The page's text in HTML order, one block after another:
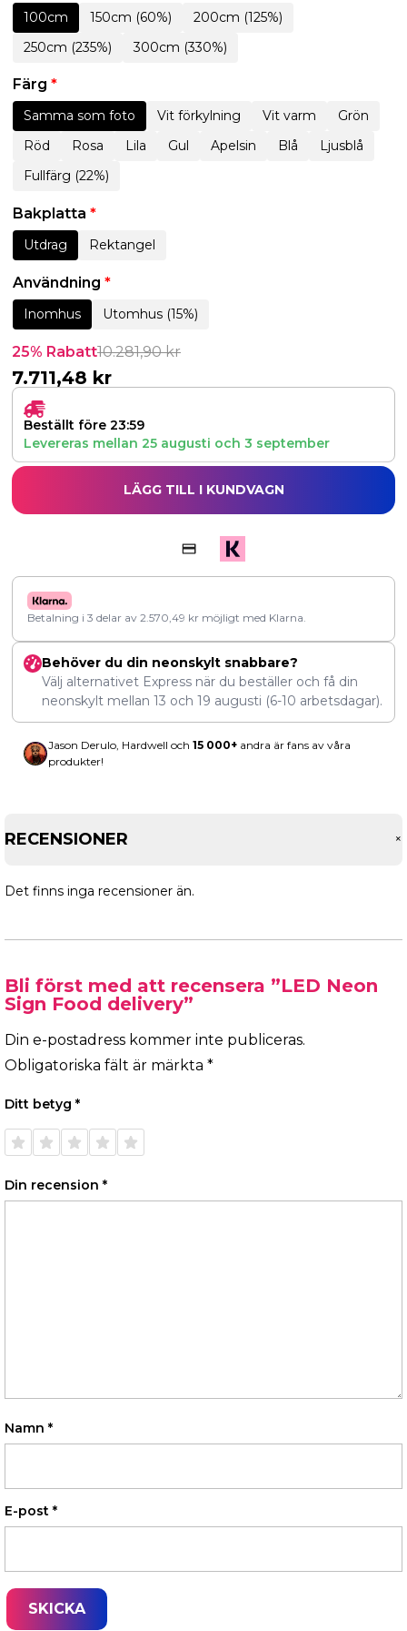
100cm 150cm (60%)
200cm (125%)
250cm (235%)
300cm (330%)
Färg *
Samma som foto Vit förkylning Vit varm
Grön
Röd
Rosa Lila Gul Apelsin Blå
Ljusblå
Fullfärg (22%)
Bakplatta *
Utdrag Rektangel
Användning *
Inomhus Utomhus (15%)
25% Rabatt10.281,90kr
7.711,48 kr
Beställt före 23:59
Levereras mellan 25 augusti och 3 september
LÄGG TILL I KUNDVAGN
Betalning i 3 delar av 2.570,49 kr möjligt med Klarna.
Behöver du din neonskylt snabbare?
Välj alternativet Express när du beställer och få din
neonskylt mellan 13 och 19 augusti (6-10 arbetsdagar).
Jason Derulo, Hardwell och 15 000+ andra är fans av våra
produkter!
RECENSIONER +
Det finns inga recensioner än.
Bli först med att recensera ”LED Neon
Sign Food delivery”
Din e-postadress kommer inte publiceras.
Obligatoriska fält är märkta *
Ditt betyg *
1 av 5
stjärnor
2 av 5
stjärnor
3 av 5
stjärnor
4 av 5
stjärnor
5 av 5
stjärnor
Din recension *
Namn *
E-post *